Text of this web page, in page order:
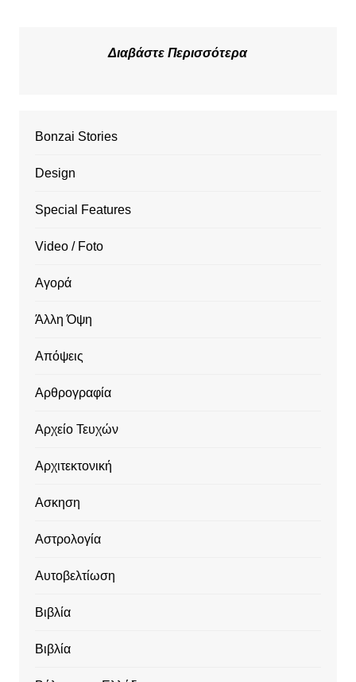
Διαβάστε Περισσότερα
Bonzai Stories
Design
Special Features
Video / Foto
Αγορά
Άλλη Όψη
Απόψεις
Αρθρογραφία
Αρχείο Τευχών
Αρχιτεκτονική
Ασκηση
Αστρολογία
Αυτοβελτίωση
Βιβλία
Βιβλία